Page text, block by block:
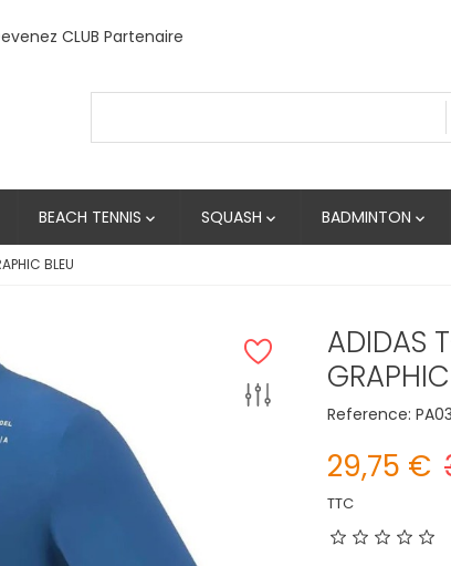
CLUB Partenaire
BEACH TENNIS  SQUASH  BADMINTON 
BLEU
ADIDAS
Reference:
29,75 €
TTC